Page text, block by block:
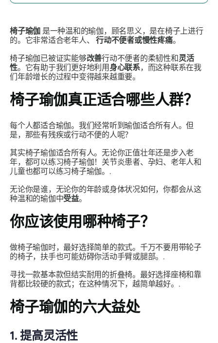
椅子瑜伽 是一种温和的瑜伽，顾名思义，是在椅子上进行
的。它非常适合老年人、行动不便者或慢性疼痛。
椅子瑜伽已被证实能够改善行动不便者的柔韧性和灵活
性。它有助于我们更好地利用 身心联系，而这种联系在我
们年龄增长的过程中变得越来越重要。
椅子瑜伽真正适合哪些人群？
每个人都适合瑜伽。我们经常听到瑜伽适合所有人。但
是，那些有残疾或行动不便的人呢？
其实椅子瑜伽适合所有人。无论你正值壮年还是步入老
年，都可以练习椅子瑜伽！关节炎患者、孕妇、老年人和
儿童也都可以练习椅子瑜伽。.
无论你是谁，无论你的年龄或身体状况如何，你都会从这
种温和的瑜伽中受益。
你应该使用哪种椅子？
做椅子瑜伽时，最好选择简单的款式。千万不要用带轮子
的椅子，扶手也可能妨碍你活动手臂或腿部。.
寻找一款基本款但结实耐用的折叠椅。最好选择座椅和靠
背都比较硬的款式；在这种情况下，越简单越好。.
椅子瑜伽的六大益处
1. 提高灵活性